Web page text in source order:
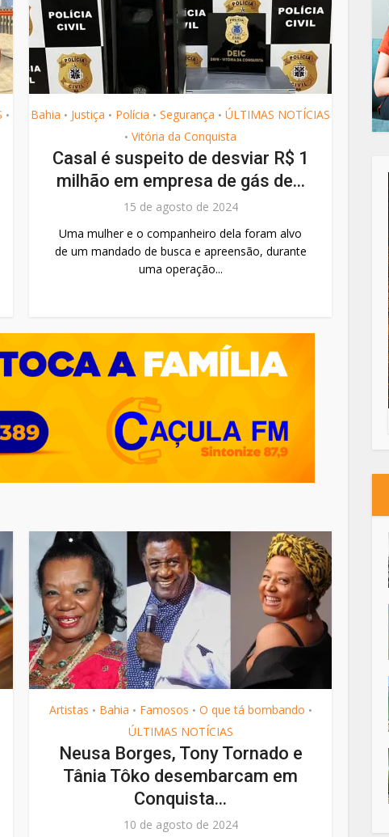
• Bahia • Justiça • Polícia • Segurança • ÚLTIMAS NOTÍCIAS
• Vitória da Conquista
Casal é suspeito de desviar R$ 1
milhão em empresa de gás de...
15 de agosto de 2024
Uma mulher e o companheiro dela foram alvo
de um mandado de busca e apreensão, durante
uma operação...
Artistas • Bahia • Famosos • O que tá bombando •
ÚLTIMAS NOTÍCIAS
Neusa Borges, Tony Tornado e
Tânia Tôko desembarcam em
Conquista...
10 de agosto de 2024